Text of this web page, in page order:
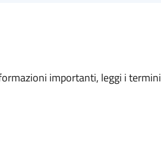
importanti, leggi i termini